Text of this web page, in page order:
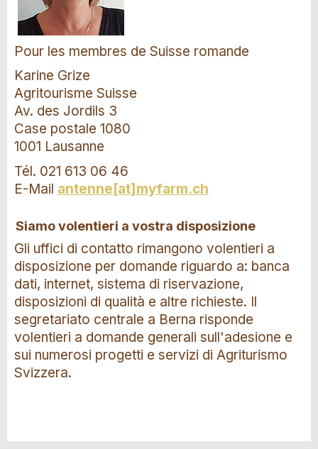
Pour les membres de Suisse romande
Karine Grize
Agritourisme Suisse
Av. des Jordils 3
Case postale 1080
1001 Lausanne
Tél. 021 613 06 46
E-Mail antenne[at]myfarm.ch
Siamo volentieri a vostra disposizione
Gli uffici di contatto rimangono volentieri a
disposizione per domande riguardo a: banca
dati, internet, sistema di riservazione,
disposizioni di qualità e altre richieste. Il
segretariato centrale a Berna risponde
volentieri a domande generali sull'adesione e
sui numerosi progetti e servizi di Agriturismo
Svizzera.